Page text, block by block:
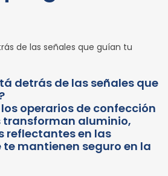
de las señales que guían tu
detrás de las señales que
operarios de confección
transforman aluminio,
reflectantes en las
mantienen seguro en la